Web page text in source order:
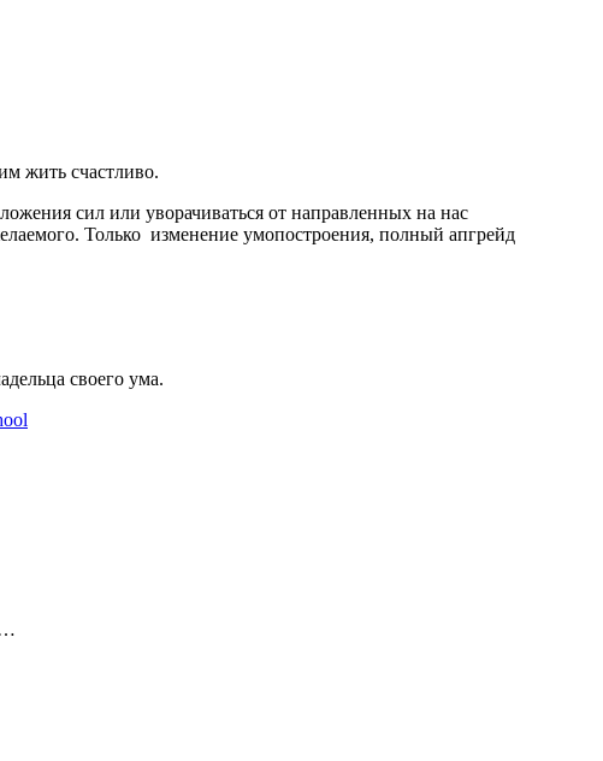
жить счастливо.
сил или уворачиваться от направленных на нас
Только изменение умопостроения, полный апгрейд
своего ума.